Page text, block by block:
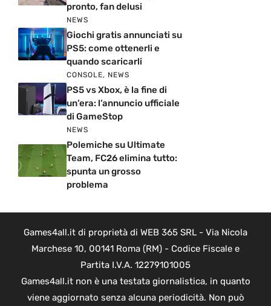
pronto, fan delusi
NEWS
Giochi gratis annunciati su
PS5: come ottenerli e
quando scaricarli
CONSOLE, NEWS
PS5 vs Xbox, è la fine di
un’era: l’annuncio ufficiale
di GameStop
NEWS
Polemiche su Ultimate
Team, FC26 elimina tutto:
spunta un grosso
problema
Games4all.it di proprietà di WEB 365 SRL - Via Nicola
Marchese 10, 00141 Roma (RM) - Codice Fiscale e
Partita I.V.A. 12279101005
Games4all.it non è una testata giornalistica, in quanto
viene aggiornato senza alcuna periodicità. Non può